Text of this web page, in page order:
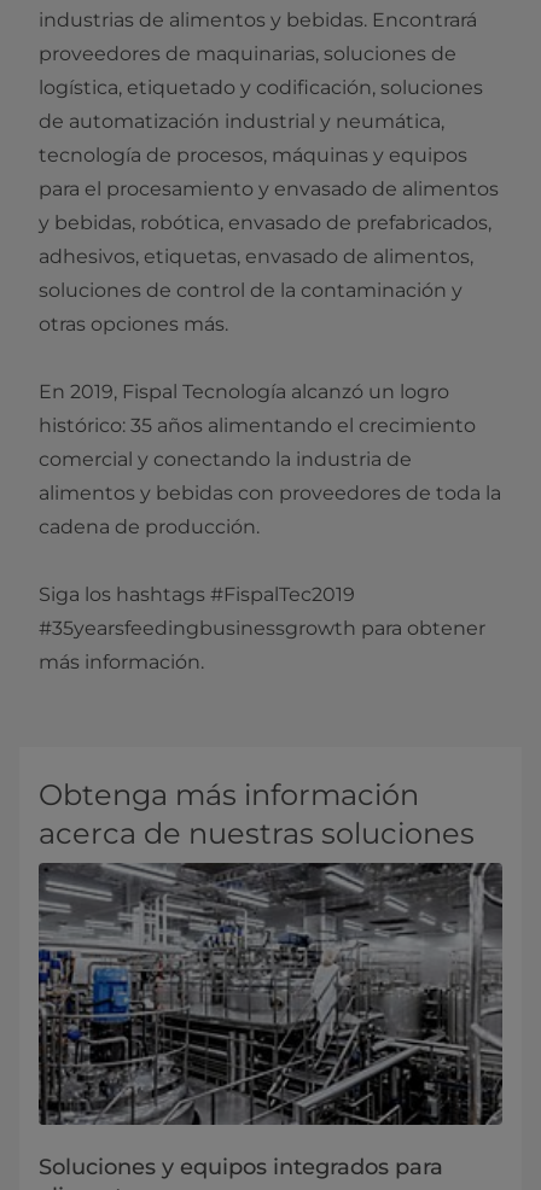
industrias de alimentos y bebidas. Encontrará
proveedores de maquinarias, soluciones de
logística, etiquetado y codificación, soluciones
de automatización industrial y neumática,
tecnología de procesos, máquinas y equipos
para el procesamiento y envasado de alimentos
y bebidas, robótica, envasado de prefabricados,
adhesivos, etiquetas, envasado de alimentos,
soluciones de control de la contaminación y
otras opciones más.
En 2019, Fispal Tecnología alcanzó un logro
histórico: 35 años alimentando el crecimiento
comercial y conectando la industria de
alimentos y bebidas con proveedores de toda la
cadena de producción.
Siga los hashtags #FispalTec2019
#35yearsfeedingbusinessgrowth​ para obtener
más información.
Obtenga más información
acerca de nuestras soluciones
Soluciones y equipos integrados para